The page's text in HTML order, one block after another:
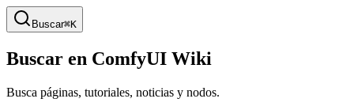
Buscar⌘K
Buscar en ComfyUI Wiki
Busca páginas, tutoriales, noticias y nodos.